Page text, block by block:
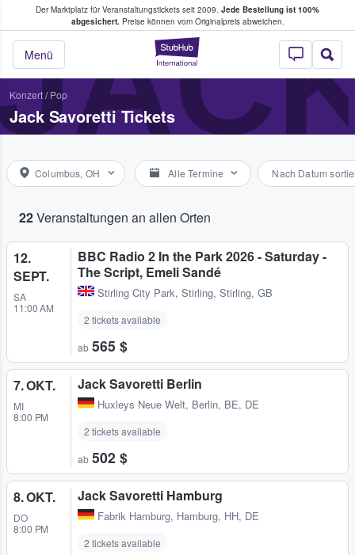
Der Marktplatz für Veranstaltungstickets seit 2009. Jede Bestellung ist 100%
abgesichert.Preise können vom Originalpreis abweichen.
StubHub - Wo
Menü
Tickets kaufen & verkaufen
Konzert/ Pop
Jack Savoretti Tickets
Columbus, OH Alle Termine Nach Datum
22Veranstaltungen an allen Orten
12.
SEPT.
SA
11:00 AM
BBC Radio 2 In the Park 2026 - Saturday -
The Script, Emeli Sandé
Stirling City Park, Stirling, Stirling, GB
2 tickets available
ab 565 $
7. OKT.
MI
8:00 PM
Jack Savoretti Berlin
Huxleys Neue Welt, Berlin, BE, DE
2 tickets available
ab 502 $
8. OKT.
DO
8:00 PM
Jack Savoretti Hamburg
Fabrik Hamburg, Hamburg, HH, DE
2 tickets available